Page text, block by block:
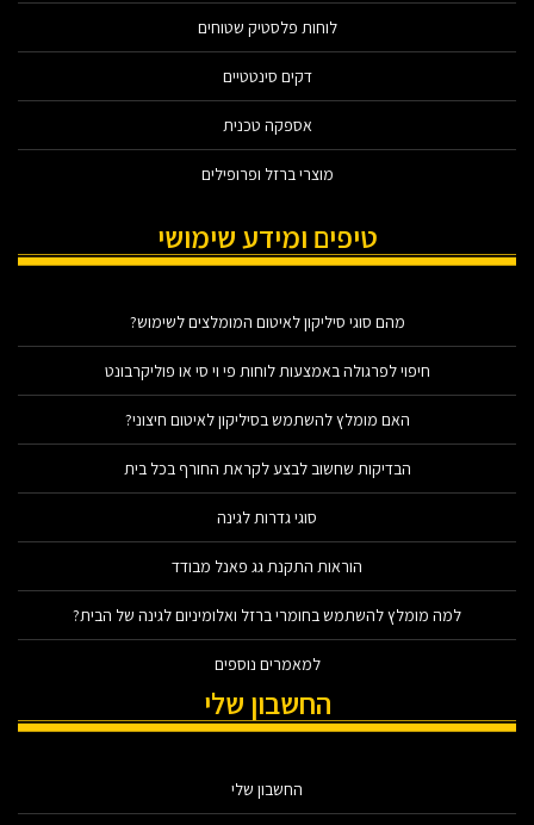
לוחות פלסטיק שטוחים
דקים סינטטיים
אספקה טכנית
מוצרי ברזל ופרופילים
טיפים ומידע שימושי
מהם סוגי סיליקון לאיטום המומלצים לשימוש?
חיפוי לפרגולה באמצעות לוחות פי וי סי או פוליקרבונט
האם מומלץ להשתמש בסיליקון לאיטום חיצוני?
הבדיקות שחשוב לבצע לקראת החורף בכל בית
סוגי גדרות לגינה
הוראות התקנת גג פאנל מבודד
למה מומלץ להשתמש בחומרי ברזל ואלומיניום לגינה של הבית?
למאמרים נוספים
החשבון שלי
החשבון שלי